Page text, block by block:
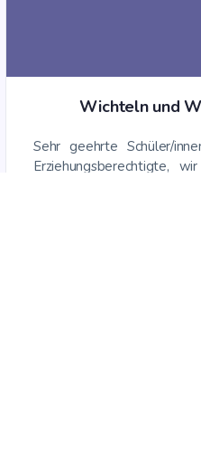
Wich­teln und
Sehr geehr­te Schüler/
Erzie­hungs­be­rech­tig­te,